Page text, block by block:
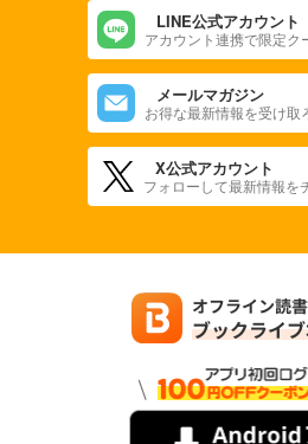
LINE公式アカウント
アカウント連携で限定ク
メールマガジン
お得な最新情報を受け取
X公式アカウント
フォローして最新情報を